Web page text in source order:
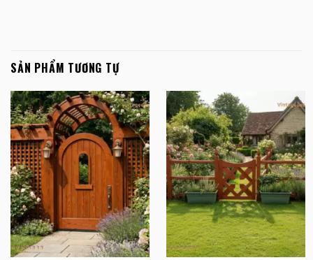
SẢN PHẨM TƯƠNG TỰ